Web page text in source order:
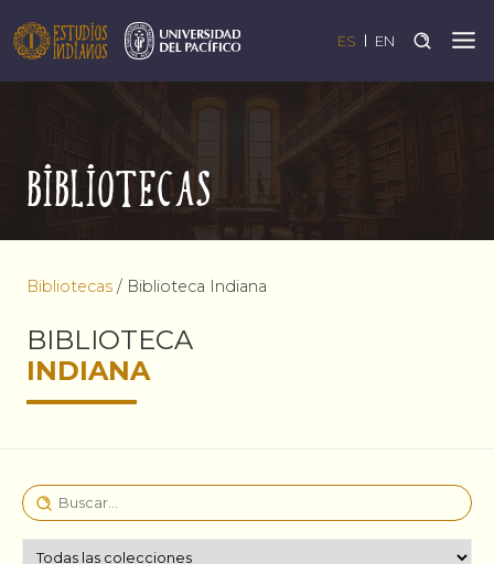
ES EN
Bibliotecas
Bibliotecas / Biblioteca Indiana
BIBLIOTECA
INDIANA